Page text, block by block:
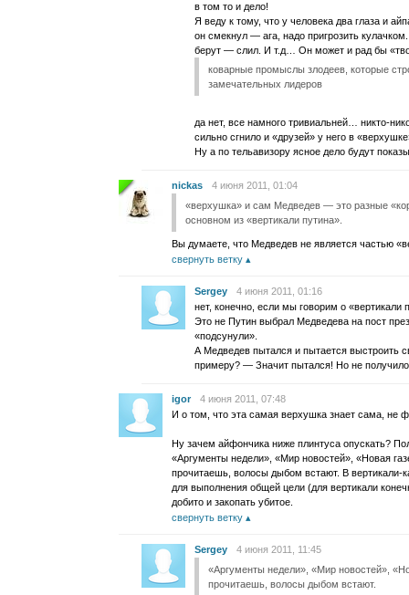
в том то и дело!
Я веду к тому, что у человека два глаза и
он смекнул — ага, надо пригрозить
берут — слил. И т.д… Он может и рад бы
коварные промыслы злодеев, которые
замечательных лидеров
да нет, все намного тривиальней… никто-
сильно сгнило и «друзей» у него в
Ну а по тельавизору ясное дело будут
nickas
4 июня 2011, 01:04
«верхушка» и сам Медведев — это разные
основном из «вертикали путина».
Вы думаете, что Медведев не является частью
свернуть ветку
Sergey
4 июня 2011, 01:16
нет, конечно, если мы говорим о «вертикали
Это не Путин выбрал Медведева на пост
«подсунули».
А Медведев пытался и пытается выстроить
примеру? — Значит пытался! Но не
igor
4 июня 2011, 07:48
И о том, что эта самая верхушка знает сама, не
Ну зачем айфончика ниже плинтуса опускать?
«Аргументы недели», «Мир новостей», «Новая
прочитаешь, волосы дыбом встают. В вертикали-
для выполнения общей цели (для вертикали
добито и закопать убитое.
свернуть ветку
Sergey
4 июня 2011, 11:45
«Аргументы недели», «Мир новостей»,
прочитаешь, волосы дыбом встают.